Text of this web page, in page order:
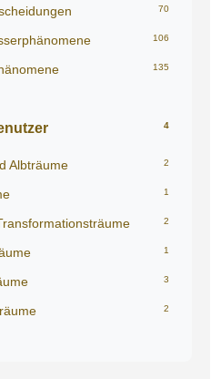
70
106
135
4
Albträume 2
1
2
1
3
2